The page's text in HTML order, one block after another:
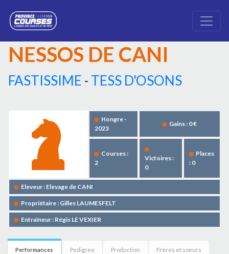
NESSOS DE CANI
FASTISSIME - TESS D'OSONS
Hongre -
2023
Gains : 0 €
Courses :
2
Victoires :
0
Places
: 0
Eleveur : Elevage de CANI
Propriétaire : Gilles LAUMESFELT
Entraîneur : Régis LE VEXIER
Performances Pedigree Production Frères et soeurs